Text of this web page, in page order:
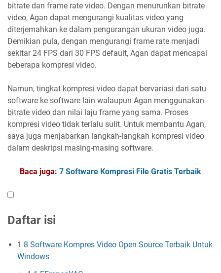
bitrate dan frame rate video. Dengan menurunkan bitrate
video, Agan dapat mengurangi kualitas video yang
diterjemahkan ke dalam pengurangan ukuran video juga.
Demikian pula, dengan mengurangi frame rate menjadi
sekitar 24 FPS dari 30 FPS default, Agan dapat mencapai
beberapa kompresi video.
Namun, tingkat kompresi video dapat bervariasi dari satu
software ke software lain walaupun Agan menggunakan
bitrate video dan nilai laju frame yang sama. Proses
kompresi video tidak terlalu sulit. Untuk membantu Agan,
saya juga menjabarkan langkah-langkah kompresi video
dalam deskripsi masing-masing software.
Baca juga: 7 Software Kompresi File Gratis Terbaik
Daftar isi
1 8 Software Kompres Video Open Source Terbaik Untuk
Windows